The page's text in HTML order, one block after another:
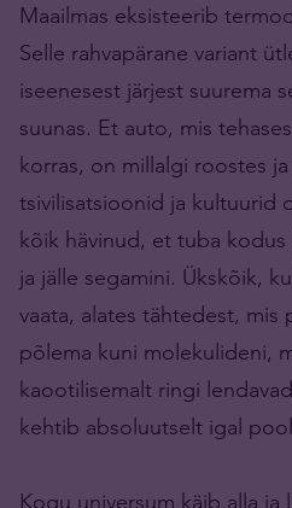
Maailmas eksisteerib
Selle rahvapärane variant
iseenesest järjest suurema
suunas. Et auto, mis
korras, on millalgi roostes
tsivilisatsioonid ja kultuurid
kõik hävinud, et tuba
ja jälle segamini. Ükskõik,
vaata, alates tähtedest, mis
põlema kuni molekulideni,
kaootilisemalt ringi
kehtib absoluutselt igal
Kogu universum käib alla